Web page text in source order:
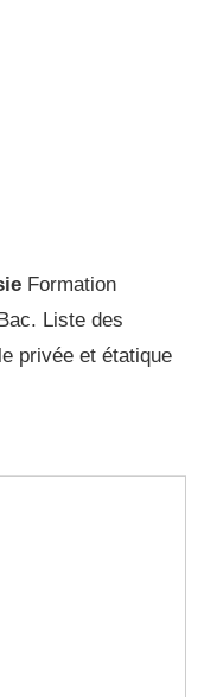
Formation
Liste des
privée et étatique